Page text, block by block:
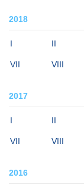
2018
I II
VII VIII
2017
I II
VII VIII
2016